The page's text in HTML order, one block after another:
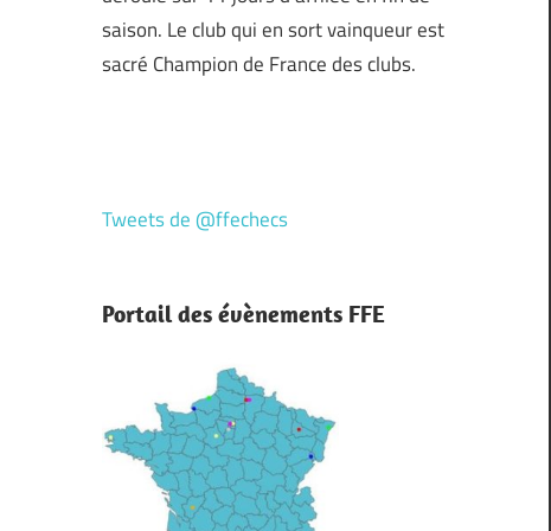
saison. Le club qui en sort vainqueur est
sacré Champion de France des clubs.
Tweets de @ffechecs
Portail des évènements FFE